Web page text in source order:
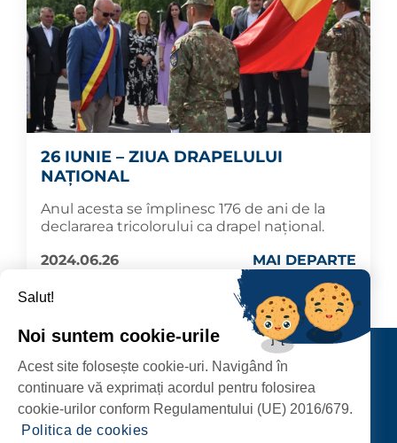
26 IUNIE – ZIUA DRAPELULUI
NAȚIONAL
Anul acesta se împlinesc 176 de ani de la
declararea tricolorului ca drapel național.
2024.06.26
MAI DEPARTE
Contact
URMĂRIȚI-NE
Salut!
Noi suntem cookie-urile
Acest site folosește cookie-uri. Navigând în
continuare vă exprimați acordul pentru folosirea
cookie-urilor conform Regulamentului (UE) 2016/679.
Politica de cookies